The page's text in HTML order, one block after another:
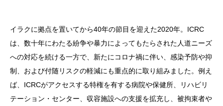
イラクに拠点を置いてから40年の節目を迎えた2020年。ICRC
は、数十年にわたる紛争や暴力によってもたらされた人道ニーズ
への対応を続ける一方で、新たにコロナ禍に伴い、感染予防や抑
制、および付随リスクの軽減にも重点的に取り組みました。例え
ば、ICRCがアクセスする特権を有する病院や保健所、リハビリ
テーション・センター、収容施設への支援を拡充し、被拘束者や